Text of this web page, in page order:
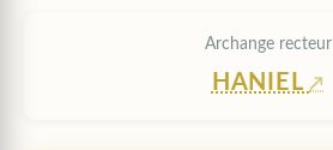
Archange recteur
HANIEL